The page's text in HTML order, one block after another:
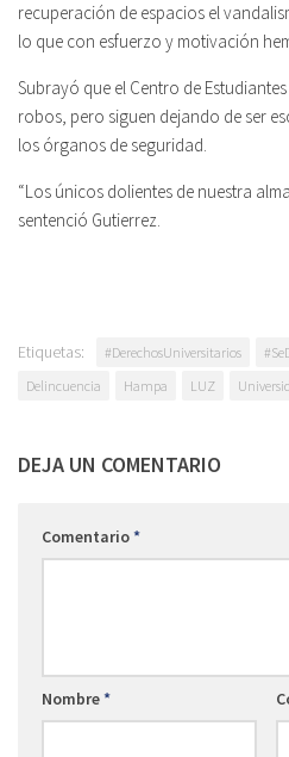
recuperación de espacios el
lo que con esfuerzo y motivación
Subrayó que el Centro de
robos, pero siguen dejando de ser
los órganos de seguridad.
“Los únicos dolientes de nuestra
sentenció Gutierrez.
Etiquetas: #DerechosUniversitarios
Delincuencia
Hampa LUZ
DEJA UN COMENTARIO
Comentario*
Nombre*